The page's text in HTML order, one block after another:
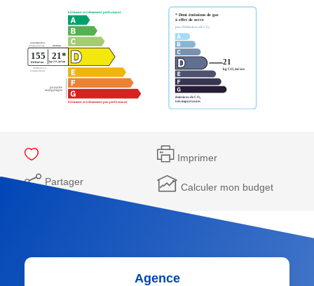
Imprimer
Partager Calculer mon budget
Agence